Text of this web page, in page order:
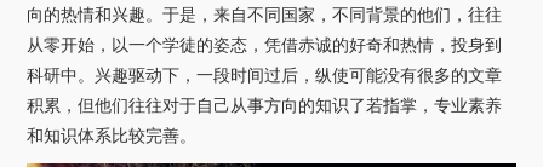
向的热情和兴趣。于是，来自不同国家，不同背景的他们，往往
从零开始，以一个学徒的姿态，凭借赤诚的好奇和热情，投身到
科研中。兴趣驱动下，一段时间过后，纵使可能没有很多的文章
积累，但他们往往对于自己从事方向的知识了若指掌，专业素养
和知识体系比较完善。